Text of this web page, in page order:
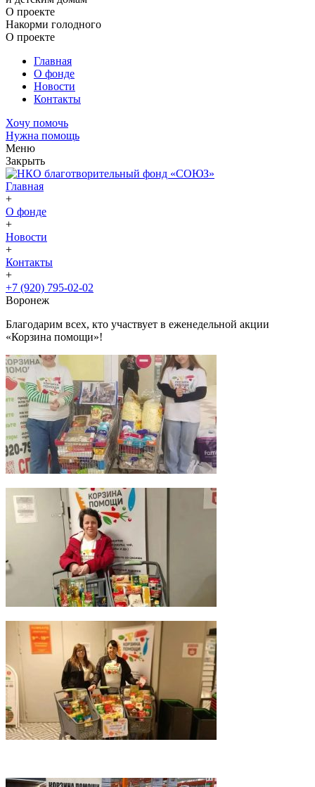
О проекте
Накорми голодного
О проекте
Главная
О фонде
Новости
Контакты
Хочу помочь
Нужна помощь
Меню
Закрыть
Главная
+
О фонде
+
Новости
+
Контакты
+
+7 (920) 795-02-02
Воронеж
Благодарим всех, кто участвует в еженедельной акции
«Корзина помощи»!